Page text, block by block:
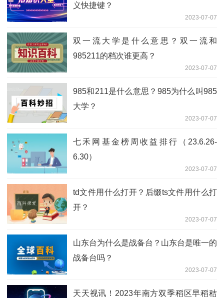
义快捷键？
2023-07-07
双一流大学是什么意思？双一流和
985211的档次谁更高？
2023-07-07
985和211是什么意思？985为什么叫985
大学？
2023-07-07
七禾网基金榜周收益排行（23.6.26-
6.30）
2023-07-07
td文件用什么打开？后缀ts文件用什么打
开？
2023-07-07
山东台为什么是战备台？山东台是唯一的
战备台吗？
2023-07-07
天天视讯！2023年南方双季稻区早稻秸